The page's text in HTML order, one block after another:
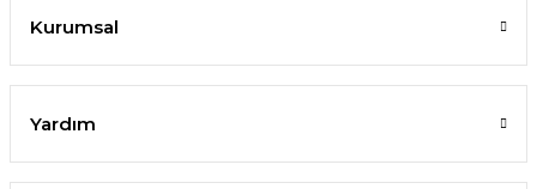
Kurumsal
Yardım